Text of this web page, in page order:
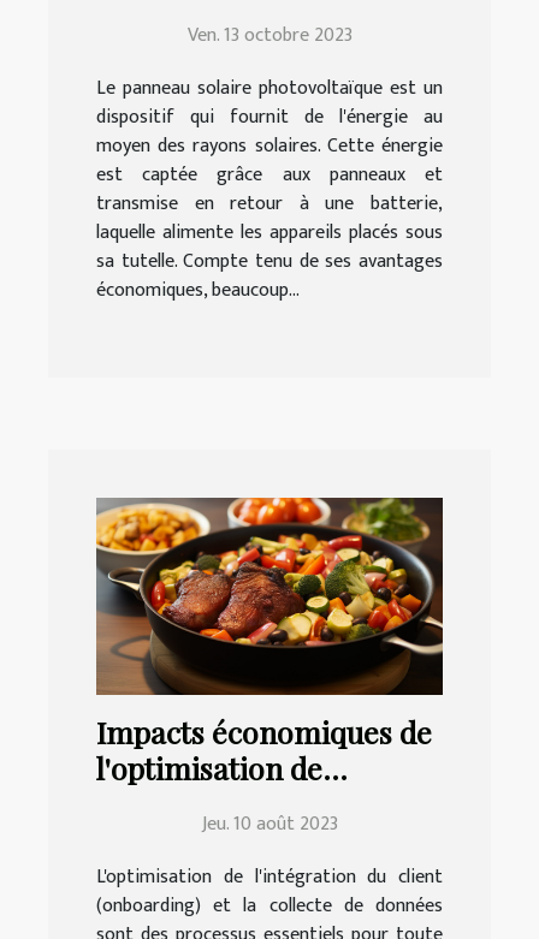
d'entretienVen. 13 octobre 2023
Le panneau solaire photovoltaïque est un
dispositif qui fournit de l'énergie au
moyen des rayons solaires. Cette énergie
est captée grâce aux panneaux et
transmise en retour à une batterie,
laquelle alimente les appareils placés sous
sa tutelle. Compte tenu de ses avantages
économiques, beaucoup...
Impacts économiques de
l'optimisation de
la collecte de données
Jeu. 10 août 2023
L'optimisation de l'intégration du client
(onboarding) et la collecte de données